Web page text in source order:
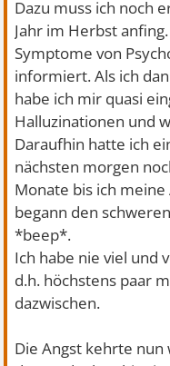
Dazu muss ich noch
Jahr im Herbst
Symptome von
informiert. Als ich
habe ich mir quasi
Halluzinationen und
Daraufhin hatte ich
nächsten morgen
Monate bis ich
begann den
*beep*.
Ich habe nie viel und
d.h. höchstens paar
dazwischen.
Die Angst kehrte nun